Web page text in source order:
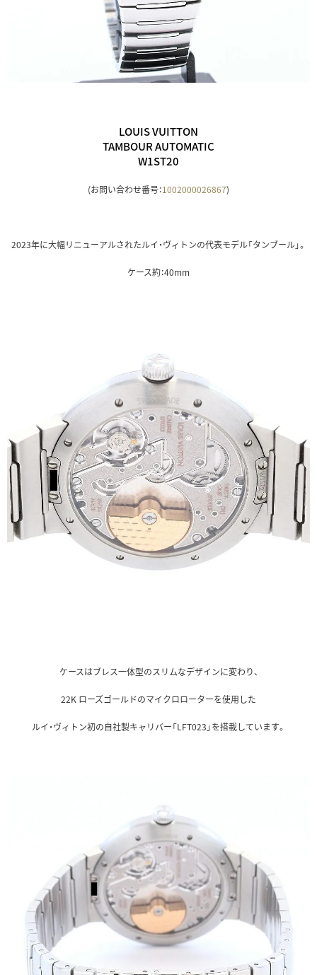
LOUIS VUITTON
TAMBOUR AUTOMATIC
W1ST20
(お問い合わせ番号：1002000026867)
2023年に大幅リニューアルされたルイ・ヴィトンの代表モデル「タンブール」。
ケース約：40mm
ケースはブレス一体型のスリムなデザインに変わり、
22K ローズゴールドのマイクロローターを使用した
ルイ・ヴィトン初の自社製キャリバー「LFT023」を搭載しています。